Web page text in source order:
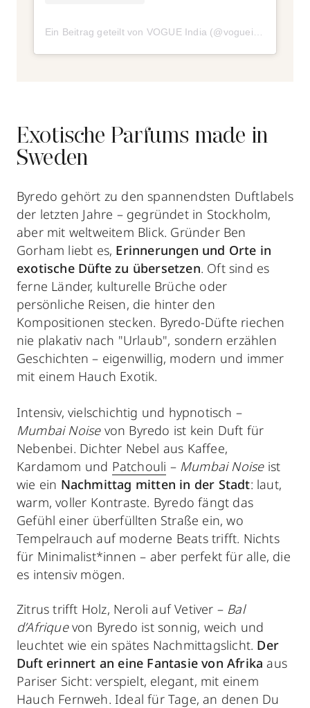
Exotische Parfums made in
Sweden
Byredo gehört zu den spannendsten Duftlabels
der letzten Jahre – gegründet in Stockholm,
aber mit weltweitem Blick. Gründer Ben
Gorham liebt es, Erinnerungen und Orte in
exotische Düfte zu übersetzen. Oft sind es
ferne Länder, kulturelle Brüche oder
persönliche Reisen, die hinter den
Kompositionen stecken. Byredo-Düfte riechen
nie plakativ nach "Urlaub", sondern erzählen
Geschichten – eigenwillig, modern und immer
mit einem Hauch Exotik.
Intensiv, vielschichtig und hypnotisch –
Mumbai Noisevon Byredo ist kein Duft für
Nebenbei. Dichter Nebel aus Kaffee,
Kardamom und Patchouli – Mumbai Noiseist
wie ein Nachmittag mitten in der Stadt: laut,
warm, voller Kontraste. Byredo fängt das
Gefühl einer überfüllten Straße ein, wo
Tempelrauch auf moderne Beats trifft. Nichts
für Minimalist*innen – aber perfekt für alle, die
es intensiv mögen.
Zitrus trifft Holz, Neroli auf Vetiver – Bal
d’Afriquevon Byredo ist sonnig, weich und
leuchtet wie ein spätes Nachmittagslicht. Der
Duft erinnert an eine Fantasie von Afrika aus
Pariser Sicht: verspielt, elegant, mit einem
Hauch Fernweh. Ideal für Tage, an denen Du